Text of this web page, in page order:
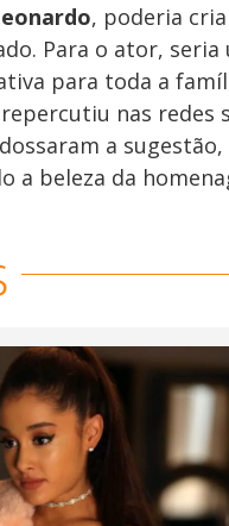
, poderia
Para o ator,
para toda a
nas redes
a
a beleza da